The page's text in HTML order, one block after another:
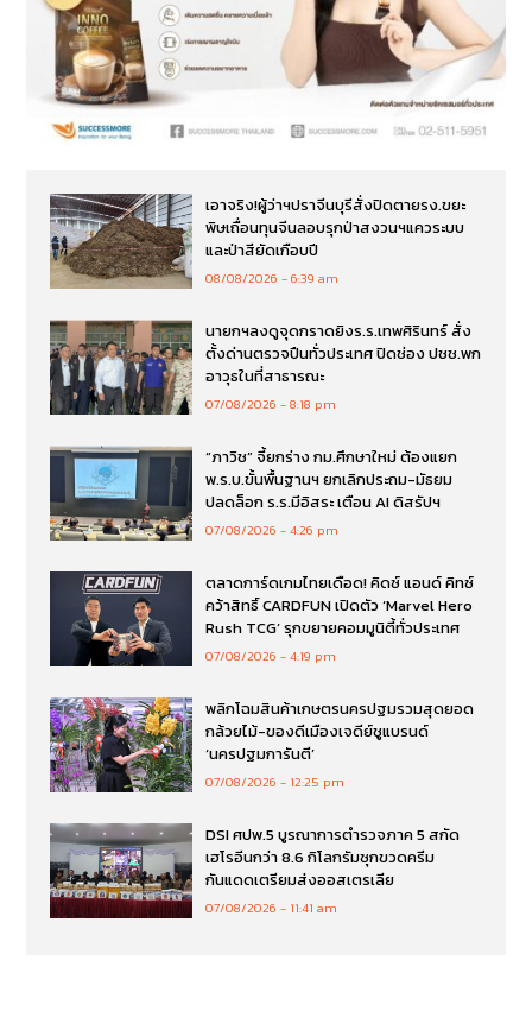
เอาจริง!ผู้ว่าฯปราจีนบุรีสั่งปิดตายรง.ขยะ
พิษเถื่อนทุนจีนลอบรุกป่าสงวนฯแควระบบ
และป่าสียัดเกือบปี
08/08/2026 6:39 am
นายกฯลงดูจุดกราดยิงร.ร.เทพศิรินทร์ สั่ง
ตั้งด่านตรวจปืนทั่วประเทศ ปิดช่อง ปชช.พก
อาวุธในที่สาธารณะ
07/08/2026 8:18 pm
“ภาวิช” จี้ยกร่าง กม.ศึกษาใหม่ ต้องแยก
พ.ร.บ.ขั้นพื้นฐานฯ ยกเลิกประถม-มัธยม
ปลดล็อก ร.ร.มีอิสระ เตือน AI ดิสรัปฯ
07/08/2026 4:26 pm
ตลาดการ์ดเกมไทยเดือด! คิดซ์ แอนด์ คิทซ์
คว้าสิทธิ์ CARDFUN เปิดตัว ‘Marvel Hero
Rush TCG’ รุกขยายคอมมูนิตี้ทั่วประเทศ
07/08/2026 4:19 pm
พลิกโฉมสินค้าเกษตรนครปฐมรวมสุดยอด
กล้วยไม้-ของดีเมืองเจดีย์ชูแบรนด์
‘นครปฐมการันตี’
07/08/2026 12:25 pm
DSI ศปพ.5 บูรณาการตำรวจภาค 5 สกัด
เฮโรอีนกว่า 8.6 กิโลกรัมซุกขวดครีม
กันแดดเตรียมส่งออสเตรเลีย
07/08/2026 11:41 am